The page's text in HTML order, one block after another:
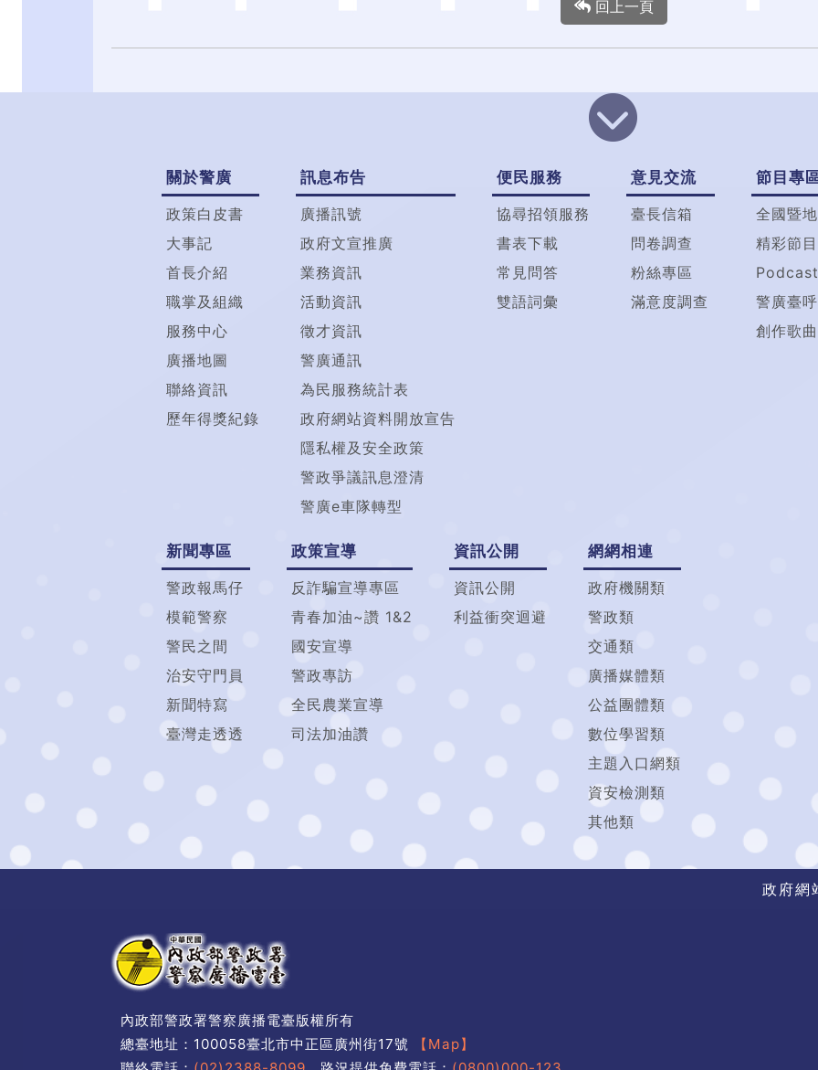
回上一頁
關於警廣
政策白皮書
大事記
首長介紹
職掌及組織
服務中心
廣播地圖
聯絡資訊
歷年得獎紀錄
訊息布告
廣播訊號
政府文宣推廣
業務資訊
活動資訊
徵才資訊
警廣通訊
為民服務統計表
政府網站資料開放宣告
隱私權及安全政策
警政爭議訊息澄清
警廣e車隊轉型
便民服務
協尋招領服務
書表下載
常見問答
雙語詞彙
意見交流
臺長信箱
問卷調查
粉絲專區
滿意度調查
節目專
全國暨
精彩節
Podcast
警廣臺呼
創作歌
新聞專區
警政報馬仔
模範警察
警民之間
治安守門員
新聞特寫
臺灣走透透
政策宣導
反詐騙宣導專區
青春加油~讚 1&2
國安宣導
警政專訪
全民農業宣導
司法加油讚
資訊公開
資訊公開
利益衝突迴避
網網相連
政府機關類
警政類
交通類
廣播媒體類
公益團體類
數位學習類
主題入口網類
資安檢測類
其他類
政府網
內政部警政署警察廣播電臺版權所有
總臺地址：100058臺北市中正區廣州街17號
【Map】